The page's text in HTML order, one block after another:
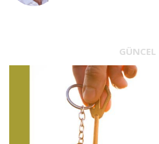
GÜNCEL